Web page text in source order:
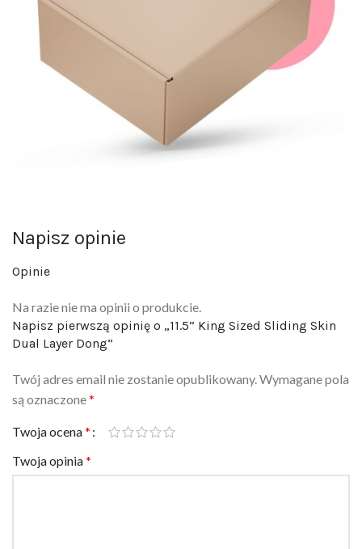
Opinie
Napisz pierwszą opinię o „11.5” King Sized Sliding Skin
Dual Layer Dong”
są oznaczone*
Twoja ocena
Twoja opinia